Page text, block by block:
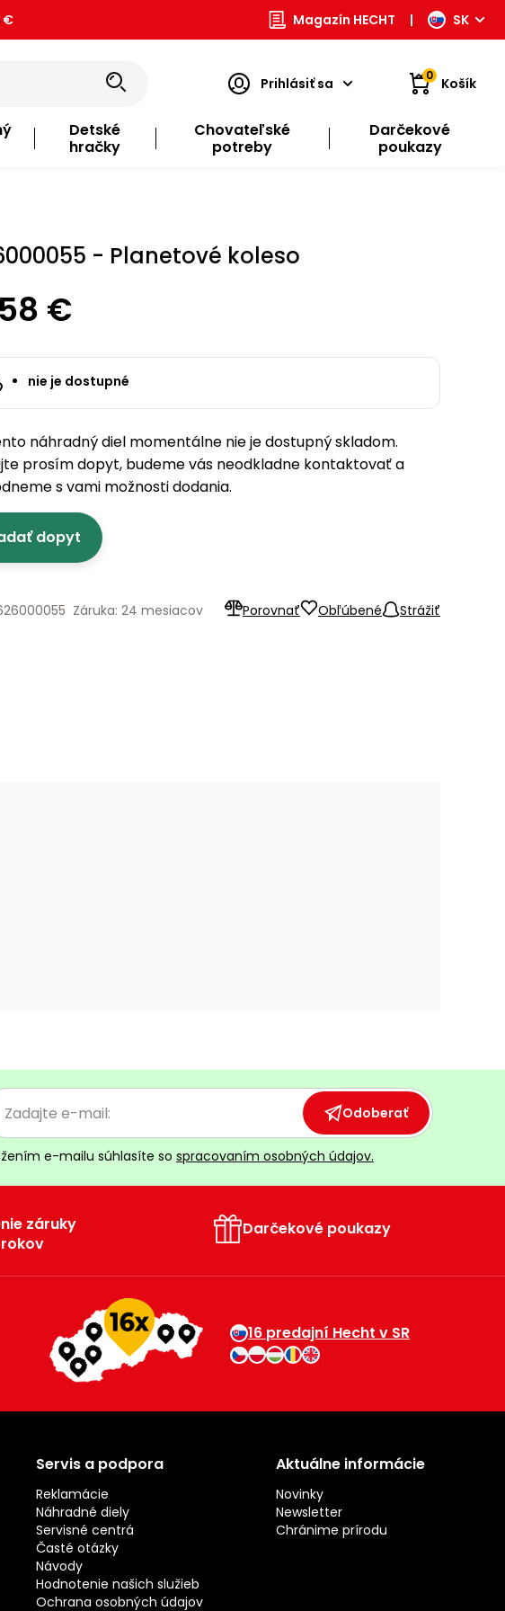
€ Magazín HECHT | SK
Prihlásiť sa 0 Košík
Detské
hračky
Chovateľské
potreby
Darčekové
poukazy
- Planetové koleso
€
nie je dostupné
náhradný diel momentálne nie je dostupný skladom.
prosím dopyt, budeme vás neodkladne kontaktovať a
s vami možnosti dodania.
dopyt
Porovnať Obľúbené Strážiť
Záruka: 24 mesiacov
Odoberať
e-mailu súhlasíte so spracovaním osobných údajov.
záruky
Darčekové poukazy
16 predajní Hecht v SR
Servis a podpora
Reklamácie
Náhradné diely
Servisné centrá
Časté otázky
Návody
Hodnotenie našich služieb
Ochrana osobných údajov
Aktuálne informácie
Novinky
Newsletter
Chránime prírodu